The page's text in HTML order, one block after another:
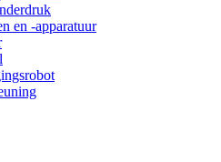
en -apparatuur